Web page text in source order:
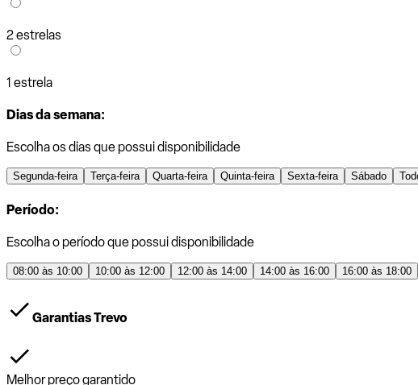
2 estrelas
1 estrela
Dias da semana:
Escolha os dias que possui disponibilidade
Segunda-feira Terça-feira Quarta-feira Quinta-feira Sexta-feira Sábado
Período:
Escolha o período que possui disponibilidade
08:00 às 10:00 10:00 às 12:00 12:00 às 14:00 14:00 às 16:00 16:00 às 18:00
Garantias Trevo
Melhor preço garantido